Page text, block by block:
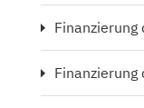
Finanzierung